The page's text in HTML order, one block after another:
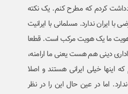
کردم که مطرح کنم. یک نکته
ایران ندارد. مسلمانی با ایرانیت
ما یک هویت مرکب است. قطعا
دینی هم هست یعنی ما ارامنه،
که اینها خیلی ایرانی هستند و اصلا
اما در عین حال این را در نظر